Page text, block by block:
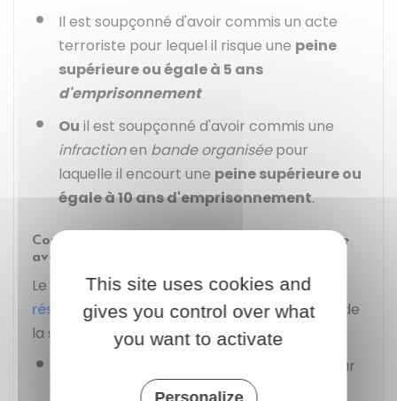
Il est soupçonné d'avoir commis un acte
terroriste pour lequel il risque une peine
supérieure ou égale à 5 ans
d'emprisonnement
Ou il est soupçonné d'avoir commis une
infractionen bande organiséepour
laquelle il encourt une peine supérieure ou
égale à 10 ans d'emprisonnement.
Comment est décidée l'assignation à résidence
avec surveillance électronique d'un mineur ?
Le mineur délinquant peut êtreassigné à
résidencepar 4 juges différents en fonction de
la situation :
, lorsqu'il a été saisi par
procureur de la République
This site uses cookies and
gives you control over what
you want to activate
Personalize